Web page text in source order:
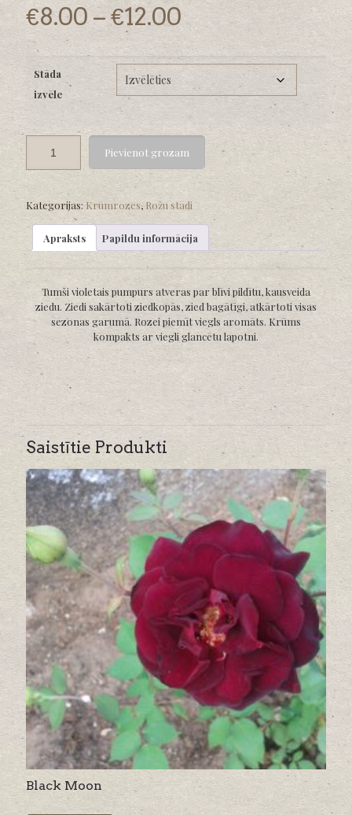
€8.00 –€12.00Price
range:
€8.00
through
€12.00
Stāda
izvēle
Pievienot grozam
Kategorijas: Krūmrozes, Rožu stādi
Apraksts Papildu informācija
Tumši violetais pumpurs atveras par blīvi pildītu, kausveida
ziedu. Ziedi sakārtoti ziedkopās, zied bagātīgi, atkārtoti visas
sezonas garumā. Rozei piemīt viegls aromāts. Krūms
kompakts ar viegli glancētu lapotni.
Saistītie Produkti
Black Moon